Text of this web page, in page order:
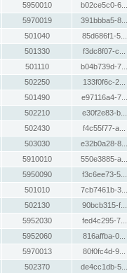
5950010 b02ce5c0-6...
5970019 391bbba5-8...
501040 85d686f1-5...
501330 f3dc8f07-c...
501110 b04b739d-7...
502250 133f0f6c-2...
501490 e97116a4-7...
502210 e30f2e83-b...
502430 f4c55f77-a...
503030 e32b0a28-8...
5910010 550e3885-a...
5950090 f3c6ee73-5...
501010 7cb7461b-3...
502130 90bcb315-f...
5952030 fed4c295-7...
5952060 816affba-0...
5970013 80f0fc4d-9...
502370 de4cc1db-5...